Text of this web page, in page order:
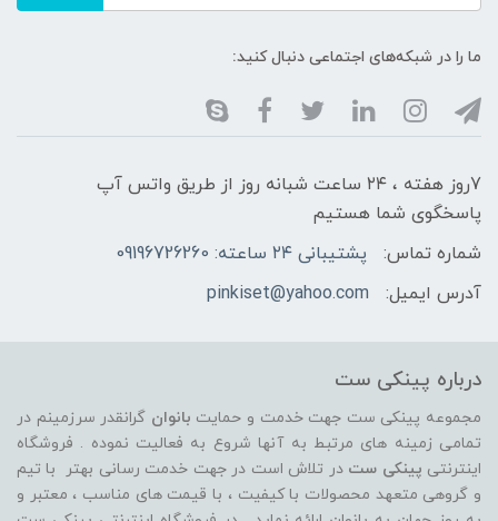
ما را در شبکه‌های اجتماعی دنبال کنید:
7روز هفته ، ۲۴ ساعت شبانه‌ روز از طریق واتس آپ
پاسخگوی شما هستیم
شماره تماس:
پشتیبانی ۲۴ ساعته: 09196726260
آدرس ایمیل:
pinkiset@yahoo.com
درباره پینکی ست
مجموعه پینکی ست جهت خدمت و حمایت بانوان گرانقدر سرزمینم در
تمامی زمینه های مرتبط به آنها شروع به فعالیت نموده . فروشگاه
اینترنتی پینکی ست در تلاش است در جهت خدمت رسانی بهتر با تیم
و گروهی متعهد محصولات با کیفیت ، با قیمت های مناسب ، معتبر و